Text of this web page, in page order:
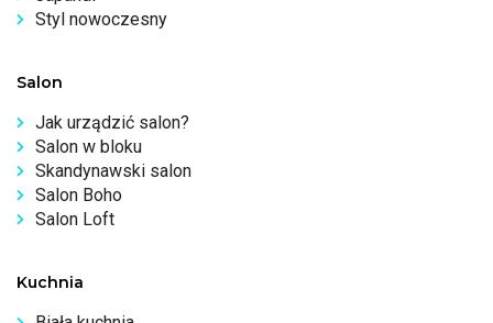
Styl nowoczesny
Salon
Jak urządzić salon?
Salon w bloku
Skandynawski salon
Salon Boho
Salon Loft
Kuchnia